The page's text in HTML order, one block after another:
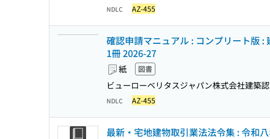
NDLC AZ-455
確認申請マニュアル : コンプリート版
1冊 2026-27
紙 図書
ビューローベリタスジャパン株式会社建築
NDLC AZ-455
最新・宅地建物取引業法法令集 : 令和